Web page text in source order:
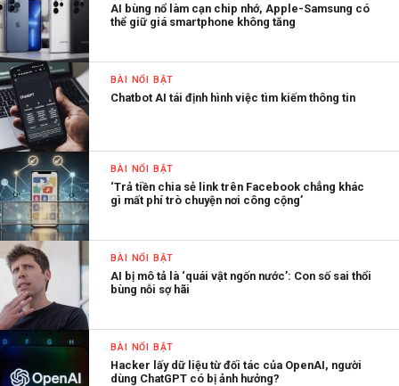
AI bùng nổ làm cạn chip nhớ, Apple-Samsung có
thể giữ giá smartphone không tăng
BÀI NỔI BẬT
Chatbot AI tái định hình việc tìm kiếm thông tin
BÀI NỔI BẬT
‘Trả tiền chia sẻ link trên Facebook chẳng khác
gì mất phí trò chuyện nơi công cộng’
BÀI NỔI BẬT
AI bị mô tả là ‘quái vật ngốn nước’: Con số sai thổi
bùng nỗi sợ hãi
BÀI NỔI BẬT
Hacker lấy dữ liệu từ đối tác của OpenAI, người
dùng ChatGPT có bị ảnh hưởng?